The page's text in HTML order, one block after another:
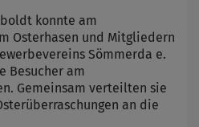
konnte am
Osterhasen und Mitgliedern
Sömmerda e.
Besucher am
Gemeinsam verteilten sie
an die